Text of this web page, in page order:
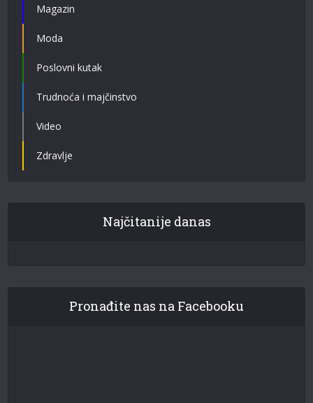
Magazin
Moda
Poslovni kutak
Trudnoća i majčinstvo
Video
Zdravlje
Najčitanije danas
Pronađite nas na Facebooku